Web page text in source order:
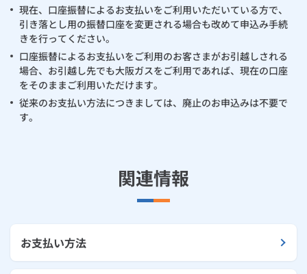
現在、口座振替によるお支払いをご利用いただいている方で、
引き落とし用の振替口座を変更される場合も改めて申込み手続
きを行ってください。
口座振替によるお支払いをご利用のお客さまがお引越しされる
場合、お引越し先でも大阪ガスをご利用であれば、現在の口座
をそのままご利用いただけます。
従来のお支払い方法につきましては、廃止のお申込みは不要で
す。
関連情報
お支払い方法